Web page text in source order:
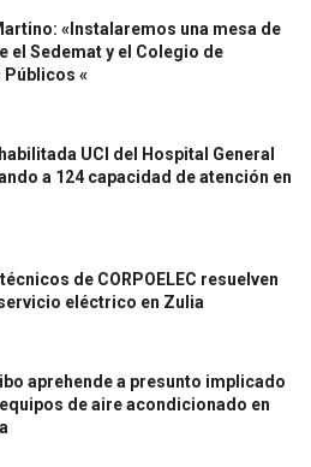
«Instalaremos una mesa de
el Sedemat y el Colegio de
«
UCI del Hospital General
a 124 capacidad de atención en
de CORPOELEC resuelven
eléctrico en Zulia
aprehende a presunto implicado
de aire acondicionado en